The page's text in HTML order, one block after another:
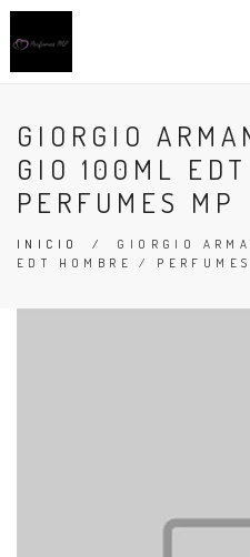
GIORGIO
GIO 100ML
PERFUMES MP
INICIO / GIORGIO
EDT HOMBRE /